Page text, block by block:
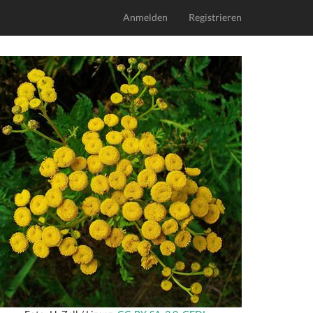
Anmelden Registrieren